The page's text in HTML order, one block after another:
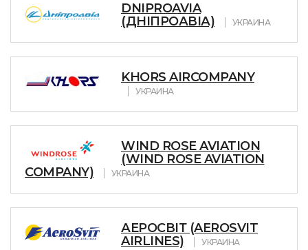
DNIPROAVIA
(ДНІПРОАВІА)
УКРАИНА
KHORS AIRCOMPANY
УКРАИНА
WIND ROSE AVIATION
(WIND ROSE AVIATION
COMPANY)
УКРАИНА
АЕРОСВІТ (AEROSVIT
AIRLINES)
УКРАИНА